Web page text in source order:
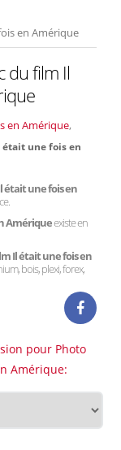
en Amérique
du film Il
en Amérique,
une fois en
était une fois en
Amériqueexiste en
Il était une fois en
bois, plexi, forex,
pour Photo
Amérique: